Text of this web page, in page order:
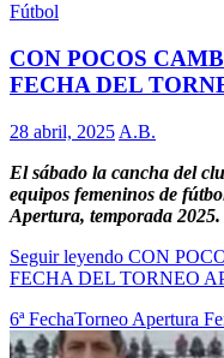
Fútbol
CON POCOS
FECHA DEL
28 abril, 2025 A.B.
El sábado la cancha del
equipos femeninos de
Apertura, temporada 2025.
Seguir leyendo CON
FECHA DEL TORNEO
6ª FechaTorneo Apertura